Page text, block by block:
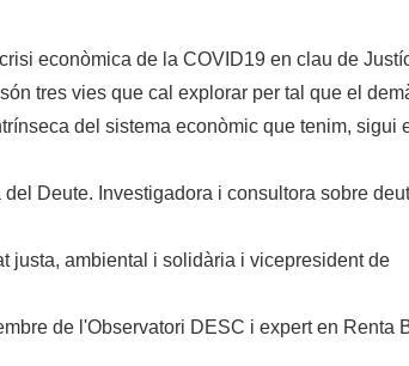
econòmica de la COVID19 en clau de
tres vies que cal explorar per tal que el
del sistema econòmic que tenim, sigui
Deute. Investigadora i consultora sobre
justa, ambiental i solidària i vicepresident de
de l'Observatori DESC i expert en Renta